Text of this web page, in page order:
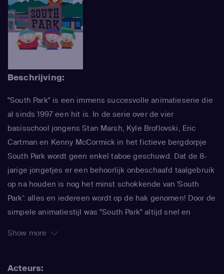
Beschrijving:
"South Park" is een immens succesvolle animatieserie die
al sinds 1997 een hit is. In de serie over de vier
basisschool jongens Stan Marsh, Kyle Broflovski, Eric
Cartman en Kenny McCormick in het fictieve bergdorpje
South Park wordt geen enkel taboe geschuwd. Dat de 8-
jarige jongetjes er een behoorlijk onbeschaafd taalgebruik
op na houden is nog het minst schokkende van 'South
Park': alles en iedereen wordt op de hak genomen! Door de
simpele animatiestijl was "South Park" altijd snel en
afgewisseld door absurde verhaallijnen over gigantische
Show more
Acteurs: